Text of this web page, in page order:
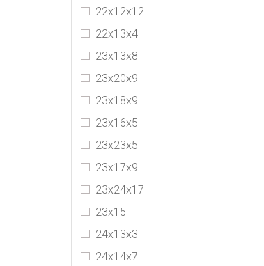
22х12х12
22х13х4
23х13х8
23x20x9
23х18х9
23х16х5
23х23х5
23х17х9
23х24х17
23х15
24х13х3
24х14х7